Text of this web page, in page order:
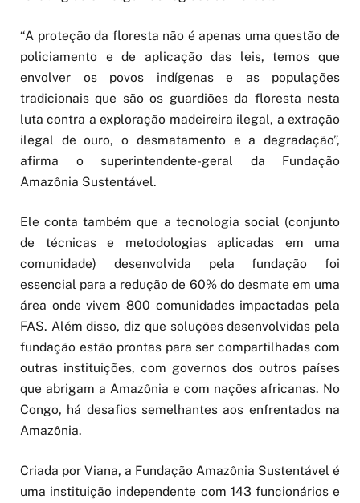
“A proteção da floresta não é apenas uma questão de
policiamento e de aplicação das leis, temos que
envolver os povos indígenas e as populações
tradicionais que são os guardiões da floresta nesta
luta contra a exploração madeireira ilegal, a extração
ilegal de ouro, o desmatamento e a degradação”,
afirma o superintendente-geral da Fundação
Amazônia Sustentável.
Ele conta também que a tecnologia social (conjunto
de técnicas e metodologias aplicadas em uma
comunidade) desenvolvida pela fundação foi
essencial para a redução de 60% do desmate em uma
área onde vivem 800 comunidades impactadas pela
FAS. Além disso, diz que soluções desenvolvidas pela
fundação estão prontas para ser compartilhadas com
outras instituições, com governos dos outros países
que abrigam a Amazônia e com nações africanas. No
Congo, há desafios semelhantes aos enfrentados na
Amazônia.
Criada por Viana, a Fundação Amazônia Sustentável é
uma instituição independente com 143 funcionários e